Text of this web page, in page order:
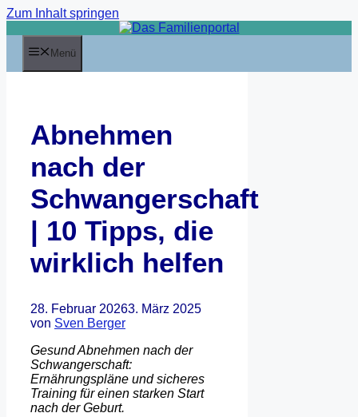
Zum Inhalt springen
Menü
Abnehmen
nach der
Schwangerschaft
| 10 Tipps, die
wirklich helfen
28. Februar 20263. März 2025
von Sven Berger
Gesund Abnehmen nach der
Schwangerschaft:
Ernährungspläne und sicheres
Training für einen starken Start
nach der Geburt.